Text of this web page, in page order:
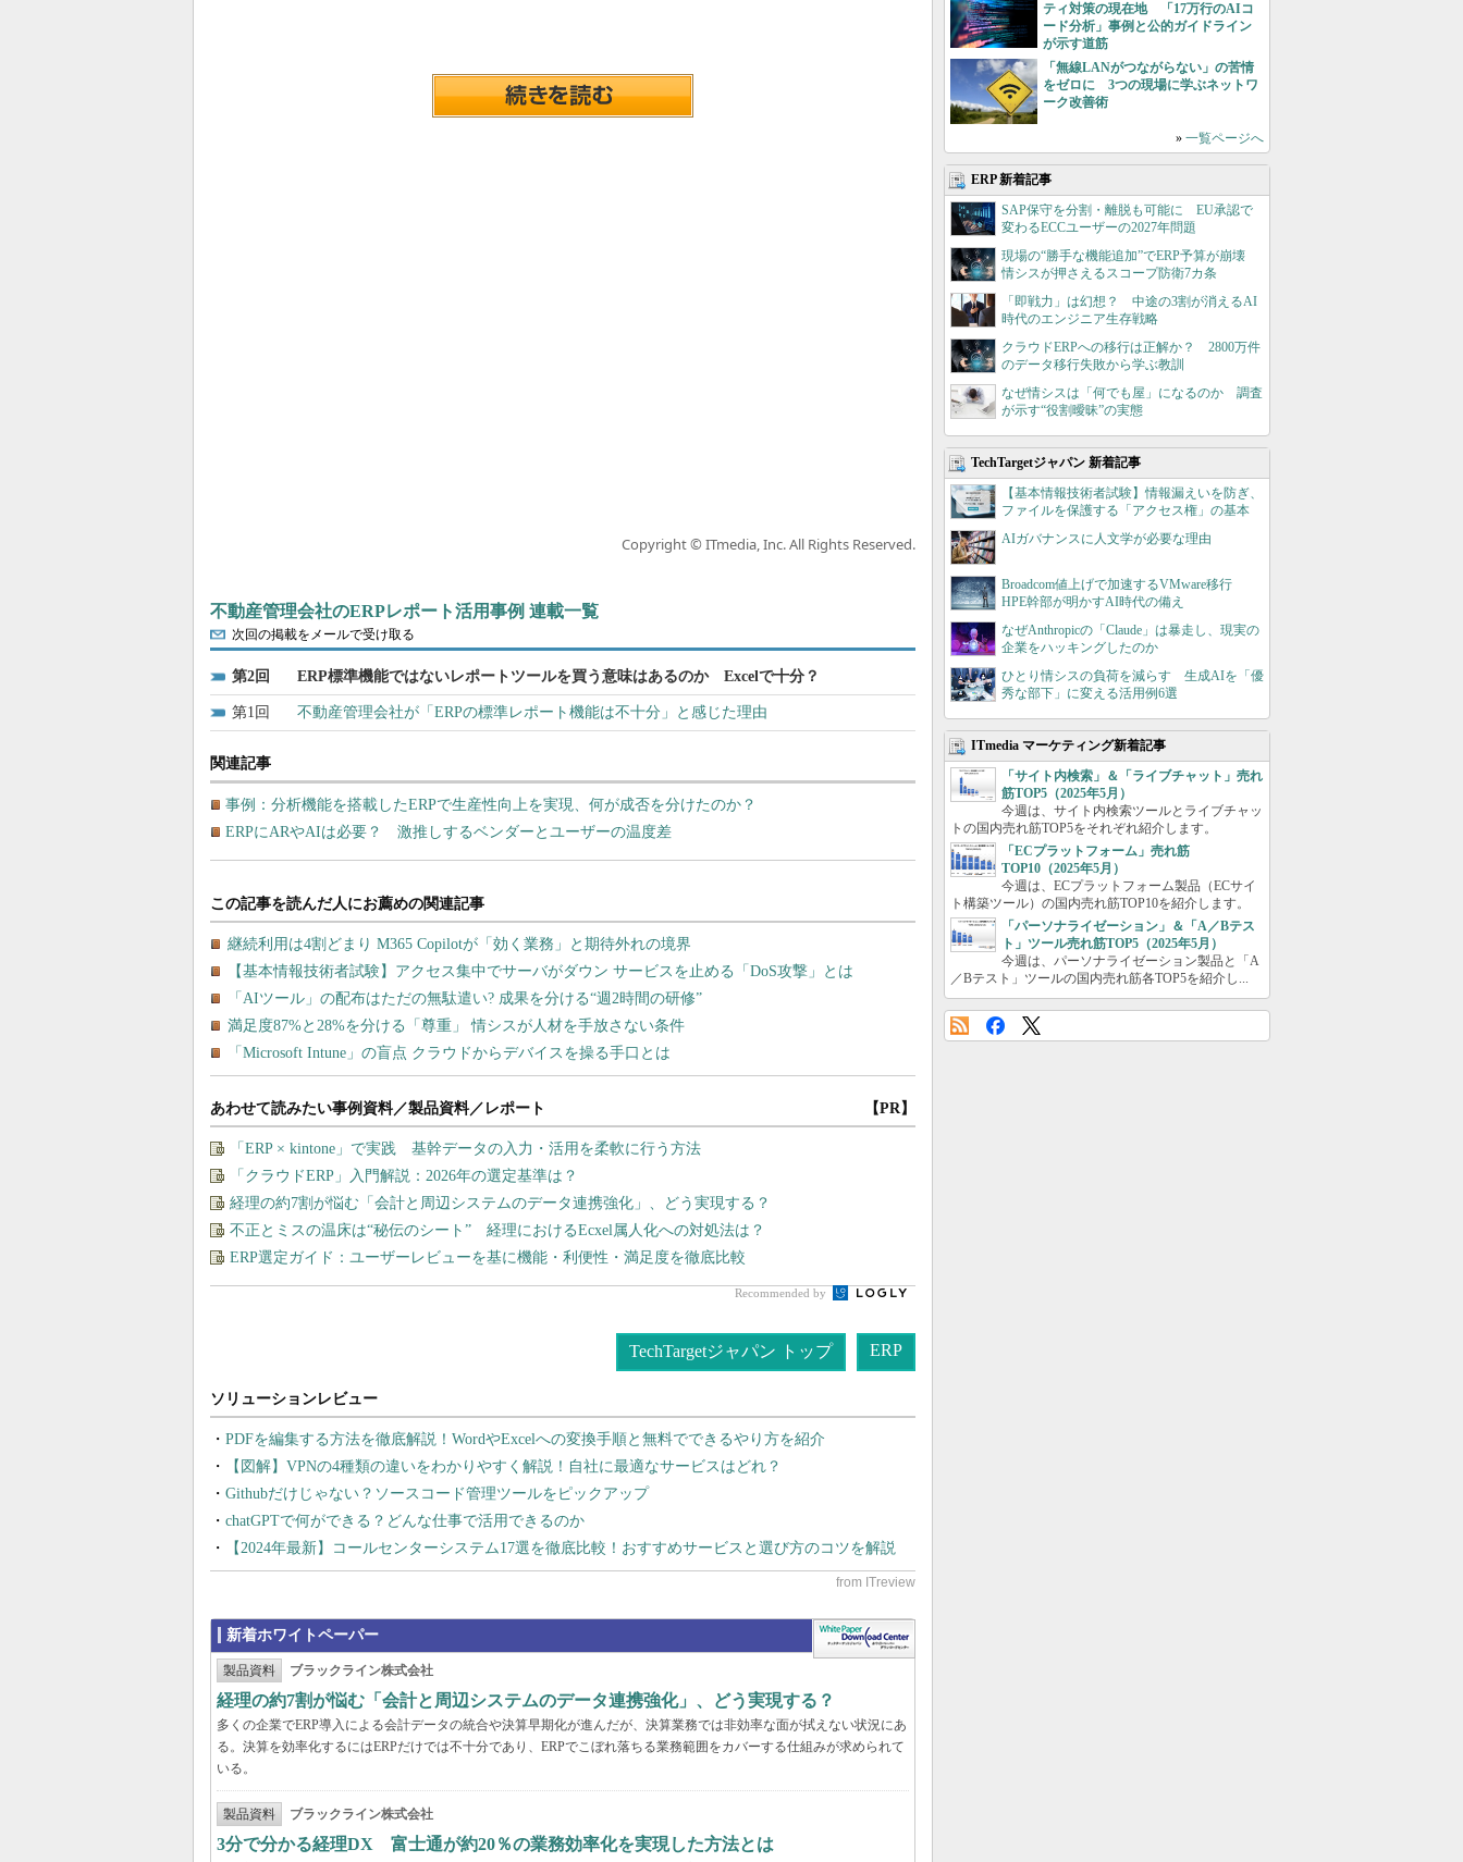
Copyright © ITmedia, Inc. All Rights Reserved.
不動産管理会社のERPレポート活用事例 連載一覧
次回の掲載をメールで受け取る
2 ERP標準機能ではないレポートツールを買う意味はあるのか Excelで十分？
1 不動産管理会社が「ERPの標準レポート機能は不十分」と感じた理由
関連記事
事例：分析機能を搭載したERPで生産性向上を実現、何が成否を分けたのか？
ERPにARやAIは必要？ 激推しするベンダーとユーザーの温度差
あわせて読みたい事例資料／製品資料／レポート 【PR】
「ERP × kintone」で実践 基幹データの入力・活用を柔軟に行う方法
「クラウドERP」入門解説：2026年の選定基準は？
経理の約7割が悩む「会計と周辺システムのデータ連携強化」、どう実現する？
不正とミスの温床は“秘伝のシート” 経理におけるEcxel属人化への対処法は？
ERP選定ガイド：ユーザーレビューを基に機能・利便性・満足度を徹底比較
Recommended by
TechTargetジャパン トップ ERP
PDFを編集する方法を徹底解説！WordやExcelへの変換手順と無料でできるやり方を紹介
【図解】VPNの4種類の違いをわかりやすく解説！自社に最適なサービスはどれ？
Githubだけじゃない？ソースコード管理ツールをピックアップ
chatGPTで何ができる？どんな仕事で活用できるのか
【2024年最新】コールセンターシステム17選を徹底比較！おすすめサービスと選び方のコツを解説
新着ホワイトペーパー
製品資料 ブラックライン株式会社
経理の約7割が悩む「会計と周辺システムのデータ連携強化」、どう実現する？
多くの企業でERP導入による会計データの統合や決算早期化が進んだが、決算業務では非効率な面が拭えない状況にあ
る。決算を効率化するにはERPだけでは不十分であり、ERPでこぼれ落ちる業務範囲をカバーする仕組みが求められて
いる。
製品資料 ブラックライン株式会社
3分で分かる経理DX 富士通が約20％の業務効率化を実現した方法とは
ティ対策の現在地 「17万行のAIコ
ード分析」事例と公的ガイドライン
が示す道筋
「無線LANがつながらない」の苦情
をゼロに 3つの現場に学ぶネットワ
ーク改善術
» 一覧ページへ
ERP 新着記事
SAP保守を分割・離脱も可能に EU承認で
変わるECCユーザーの2027年問題
現場の“勝手な機能追加”でERP予算が崩壊
情シスが押さえるスコープ防衛7カ条
「即戦力」は幻想？ 中途の3割が消えるAI
時代のエンジニア生存戦略
クラウドERPへの移行は正解か？ 2800万件
のデータ移行失敗から学ぶ教訓
なぜ情シスは「何でも屋」になるのか 調査
が示す“役割曖昧”の実態
TechTargetジャパン 新着記事
【基本情報技術者試験】情報漏えいを防ぎ、
ファイルを保護する「アクセス権」の基本
AIガバナンスに人文学が必要な理由
Broadcom値上げで加速するVMware移行
HPE幹部が明かすAI時代の備え
なぜAnthropicの「Claude」は暴走し、現実の
企業をハッキングしたのか
ひとり情シスの負荷を減らす 生成AIを「優
秀な部下」に変える活用例6選
ITmedia マーケティング新着記事
「サイト内検索」＆「ライブチャット」売れ
筋TOP5（2025年5月）
今週は、サイト内検索ツールとライブチャッ
トの国内売れ筋TOP5をそれぞれ紹介します。
「ECプラットフォーム」売れ筋
TOP10（2025年5月）
今週は、ECプラットフォーム製品（ECサイ
ト構築ツール）の国内売れ筋TOP10を紹介します。
「パーソナライゼーション」＆「A／Bテス
ト」ツール売れ筋TOP5（2025年5月）
今週は、パーソナライゼーション製品と「A
／Bテスト」ツールの国内売れ筋各TOP5を紹介し...